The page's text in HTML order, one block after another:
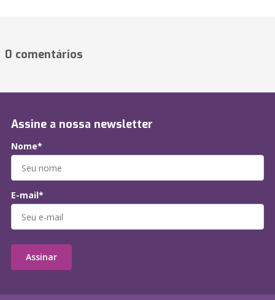
0 comentários
Assine a nossa newsletter
Nome*
E-mail*
Assinar